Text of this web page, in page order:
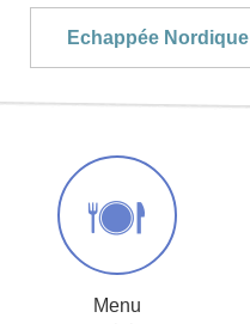
Echappée Nordique
Menu